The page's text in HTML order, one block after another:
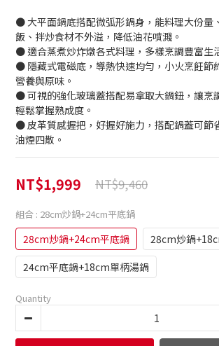
● 大平面鍋底搭配微弧形鍋身，能料理大份量
飯、拌炒食材不外溢，降低油花噴濺。
● 適合蒸煮炒炸燉各式料理，多樣烹調豐富生
● 隱藏式電磁底，導熱快速均勻，小火烹飪節
營養與原味。
● 可視的強化玻璃蓋搭配易拿取大鍋鈕，讓烹
輕鬆掌握熟成度。
● 皮革質感握把，好握好施力，搭配鍋蓋可節
油煙四散。
NT$1,999 NT$9,460
組合 : 28cm炒鍋+24cm平底鍋
28cm炒鍋+24cm平底鍋
28cm炒鍋
24cm平底鍋+18cm單柄湯鍋
Quantity